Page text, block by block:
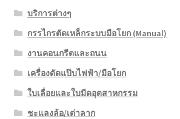
บริการต่างๆ
กรรไกรตัดเหล็กระบบมือโยก (Manual)
งานคอนกรีตและถนน
เครื่องดัดแป๊บไฟฟ้า/มือโยก
ใบเลื่อยและใบมีดอุตสาหกรรม
ชะแลงล้อ/เต่าลาก